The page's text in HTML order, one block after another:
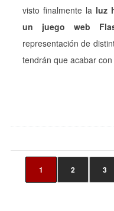
visto finalmente la luz
un juego
web
representación de
tendrán que acabar
1 2 3